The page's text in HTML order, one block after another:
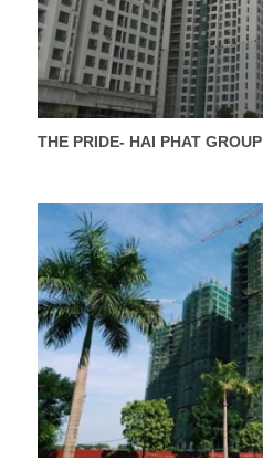
THE PRIDE- HAI PHAT GROUP